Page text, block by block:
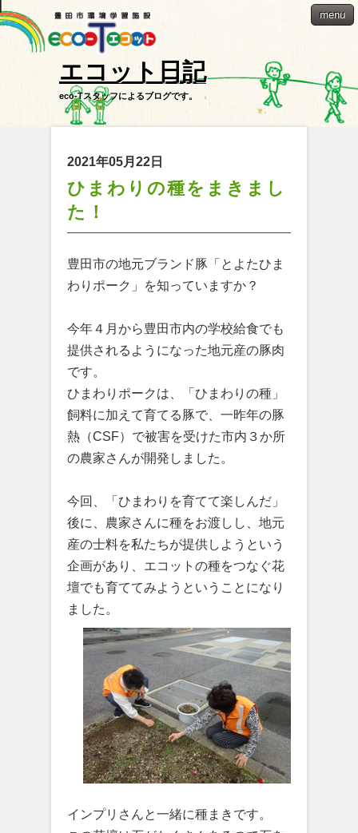
menu
エコット日記
eco-Tスタッフによるブログです。
2021年05月22日
ひまわりの種をまきまし
た！
豊田市の地元ブランド豚「とよたひま
わりポーク」を知っていますか？
今年４月から豊田市内の学校給食でも
提供されるようになった地元産の豚肉
です。
ひまわりポークは、「ひまわりの種」
飼料に加えて育てる豚で、一昨年の豚
熱（CSF）で被害を受けた市内３か所
の農家さんが開発しました。
今回、「ひまわりを育てて楽しんだ」
後に、農家さんに種をお渡しし、地元
産の士料を私たちが提供しようという
企画があり、エコットの種をつなぐ花
壇でも育ててみようということになり
ました。
インプリさんと一緒に種まきです。